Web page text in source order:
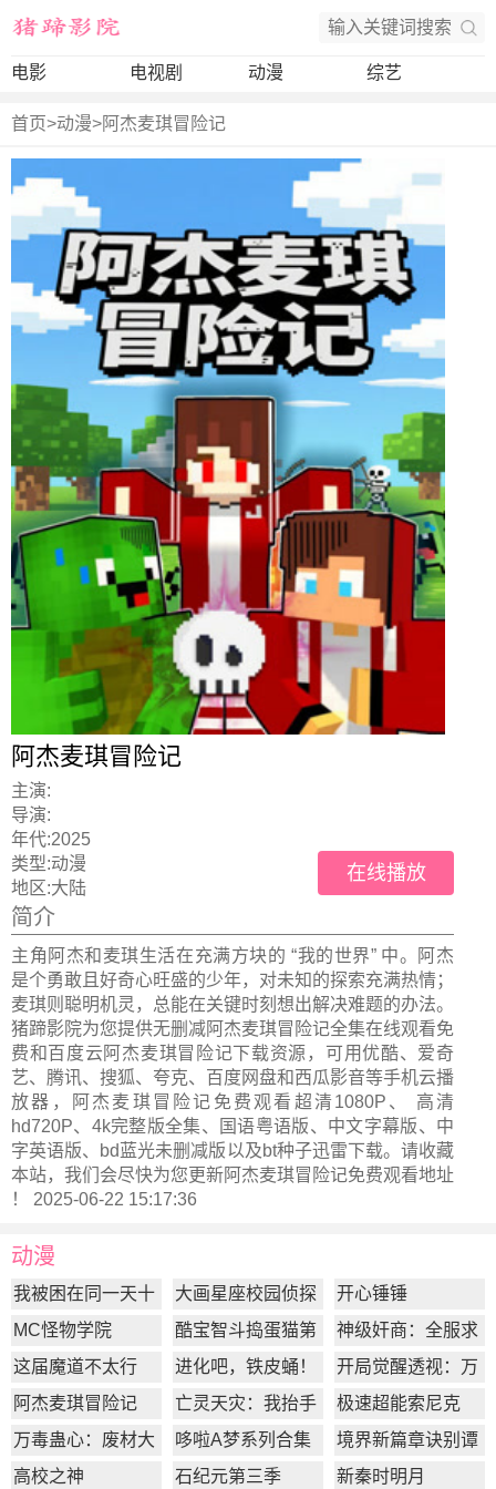
电影 电视剧 动漫 综艺
首页>动漫>阿杰麦琪冒险记
阿杰麦琪冒险记
主演:
导演:
年代:2025
类型:动漫
地区:大陆
在线播放
简介
主角阿杰和麦琪生活在充满方块的 “我的世界” 中。阿杰
是个勇敢且好奇心旺盛的少年，对未知的探索充满热情；
麦琪则聪明机灵，总能在关键时刻想出解决难题的办法。
猪蹄影院为您提供无删减阿杰麦琪冒险记全集在线观看免
费和百度云阿杰麦琪冒险记下载资源，可用优酷、爱奇
艺、腾讯、搜狐、夸克、百度网盘和西瓜影音等手机云播
放器，阿杰麦琪冒险记免费观看超清1080P、 高清
hd720P、4k完整版全集、国语粤语版、中文字幕版、中
字英语版、bd蓝光未删减版以及bt种子迅雷下载。请收藏
本站，我们会尽快为您更新阿杰麦琪冒险记免费观看地址
！ 2025-06-22 15:17:36
动漫
我被困在同一天十
万年
大画星座校园侦探
第2季
开心锤锤
MC怪物学院
酷宝智斗捣蛋猫第
1季
神级奸商：全服求
我别薅了
这届魔道不太行 进化吧，铁皮蛹！
开局觉醒透视：万
物皆透,我即无敌
阿杰麦琪冒险记
亡灵天灾：我抬手
百万骨海
极速超能索尼克
万毒蛊心：废材大
小姐杀疯了
哆啦A梦系列合集
境界新篇章诀别谭
篇
高校之神 石纪元第三季 新秦时明月